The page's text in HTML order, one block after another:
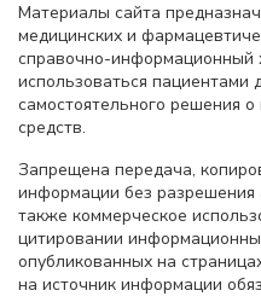
Материалы сайта
медицинских и
справочно-информационный
использоваться пациентами
самостоятельного решения
средств.
Запрещена передача,
информации без разрешения
также коммерческое
цитировании
опубликованных на
на источник информации